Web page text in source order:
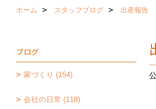
ホーム スタッフブログ 出産報告
ブログ
家づくり (154)
会社の日常 (118)